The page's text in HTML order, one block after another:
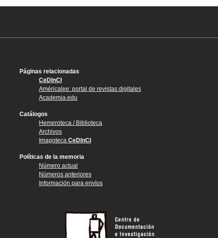
Páginas relacionadas
CeDInCI
Américalee: portal de revistas digitales
Academia.edu
Catálogos
Hemeroteca / Biblioteca
Archivos
Imagoteca CeDInCI
Políticas de la memoria
Número actual
Números anteriores
Información para envíos